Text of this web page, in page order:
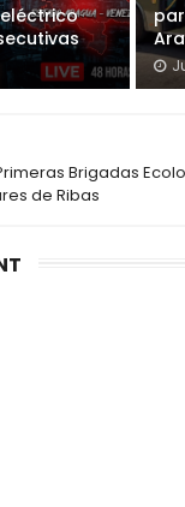
Brigadas
de Ribas